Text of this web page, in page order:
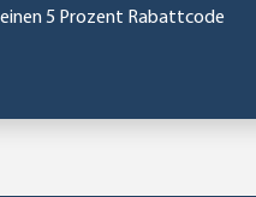
5 Prozent Rabattcode